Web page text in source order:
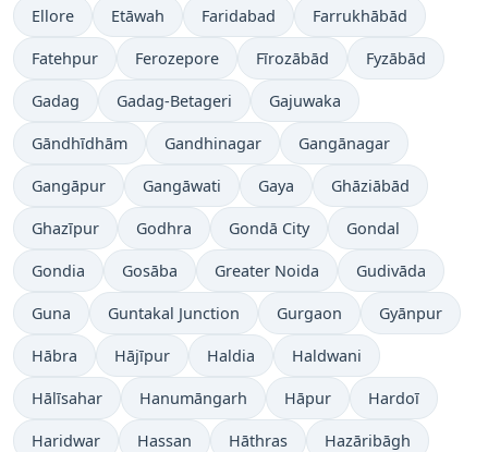
Ellore Etāwah Faridabad Farrukhābād
Fatehpur Ferozepore Fīrozābād Fyzābād
Gadag Gadag-Betageri Gajuwaka
Gāndhīdhām Gandhinagar Gangānagar
Gangāpur Gangāwati Gaya Ghāziābād
Ghazīpur Godhra Gondā City Gondal
Gondia Gosāba Greater Noida Gudivāda
Guna Guntakal Junction Gurgaon Gyānpur
Hābra Hājīpur Haldia Haldwani
Hālīsahar Hanumāngarh Hāpur Hardoī
Haridwar Hassan Hāthras Hazāribāgh